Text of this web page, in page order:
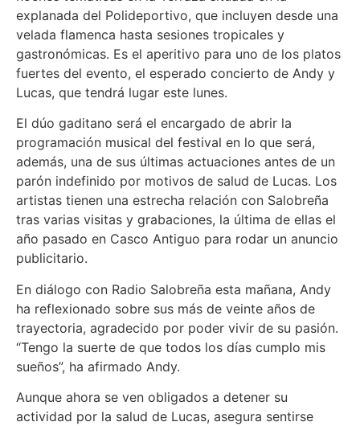
explanada del Polideportivo, que incluyen desde una
velada flamenca hasta sesiones tropicales y
gastronómicas. Es el aperitivo para uno de los platos
fuertes del evento, el esperado concierto de Andy y
Lucas, que tendrá lugar este lunes.
El dúo gaditano será el encargado de abrir la
programación musical del festival en lo que será,
además, una de sus últimas actuaciones antes de un
parón indefinido por motivos de salud de Lucas. Los
artistas tienen una estrecha relación con Salobreña
tras varias visitas y grabaciones, la última de ellas el
año pasado en Casco Antiguo para rodar un anuncio
publicitario.
En diálogo con Radio Salobreña esta mañana, Andy
ha reflexionado sobre sus más de veinte años de
trayectoria, agradecido por poder vivir de su pasión.
“Tengo la suerte de que todos los días cumplo mis
sueños”, ha afirmado Andy.
Aunque ahora se ven obligados a detener su
actividad por la salud de Lucas, asegura sentirse